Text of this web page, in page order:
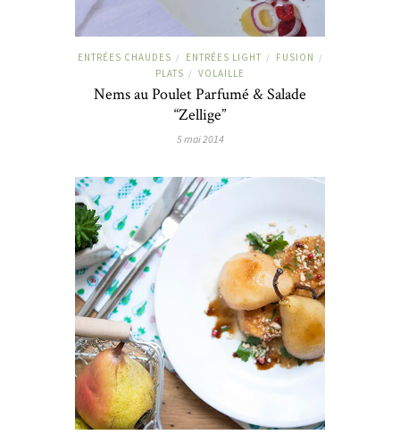
ENTRÉES CHAUDES / ENTRÉES LIGHT / FUSION /
PLATS / VOLAILLE
Nems au Poulet Parfumé & Salade
“Zellige”
5 mai 2014